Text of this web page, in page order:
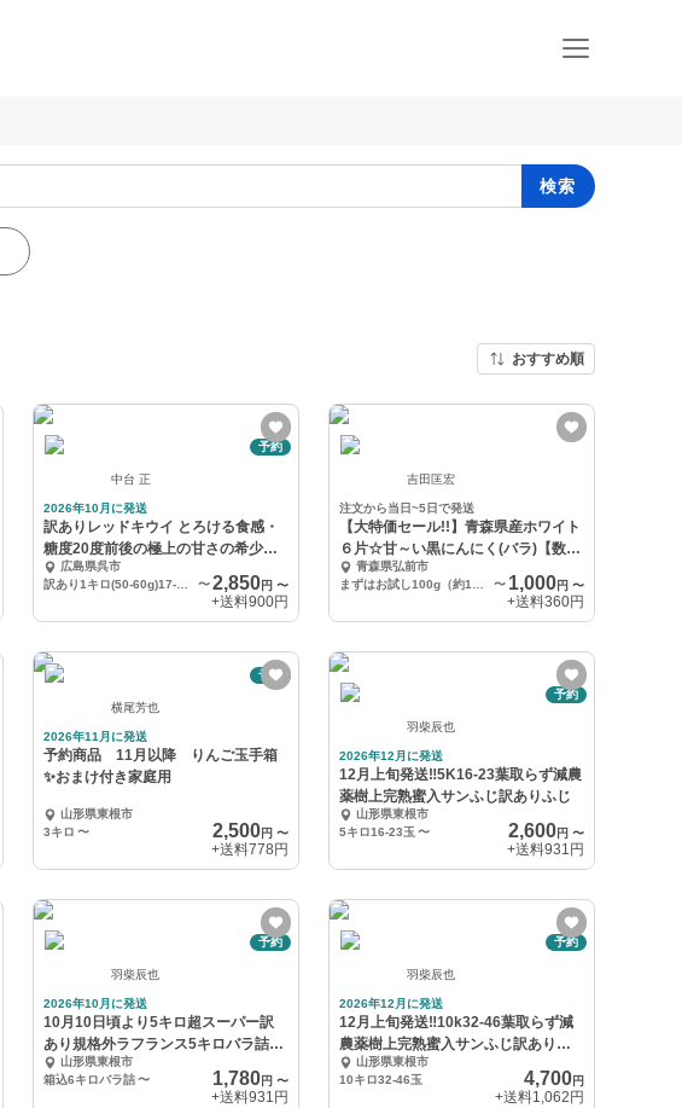
検索
おすすめ順
予約
中台 正
2026年10月に発送
訳ありレッドキウイ とろける食感・
糖度20度前後の極上の甘さの希少品
種 広島県呉市
〜2,850円〜
+送料900円
吉田匡宏
注文から当日~5日で発送
【大特価セール!!】青森県産ホワイト
６片☆甘～い黒にんにく(バラ)【数量
限定】
青森県弘前市
〜 1,000円 〜
+送料360円
予約
横尾芳也
2026年11月に発送
予約商品 11月以降 りんご玉手箱
✨おまけ付き家庭用
山形県東根市
3キロ 〜 2,500円〜
+送料778円
予約
羽柴辰也
2026年12月に発送
12月上旬発送‼️5K16-23葉取らず減農
薬樹上完熟蜜入サンふじ訳ありふじ
山形県東根市
5キロ16-23玉 〜 2,600円 〜
+送料931円
予約
羽柴辰也
2026年10月に発送
10月10日頃より5キロ超スーパー訳
あり規格外ラフランス5キロバラ詰
生食加工用
山形県東根市
箱込6キロバラ詰 〜 1,780円〜
+送料931円
予約
羽柴辰也
2026年12月に発送
12月上旬発送‼️10k32-46葉取らず減
農薬樹上完熟蜜入サンふじ訳ありふ
じ 山形県東根市
10キロ32-46玉
4,700円
+送料1,062円